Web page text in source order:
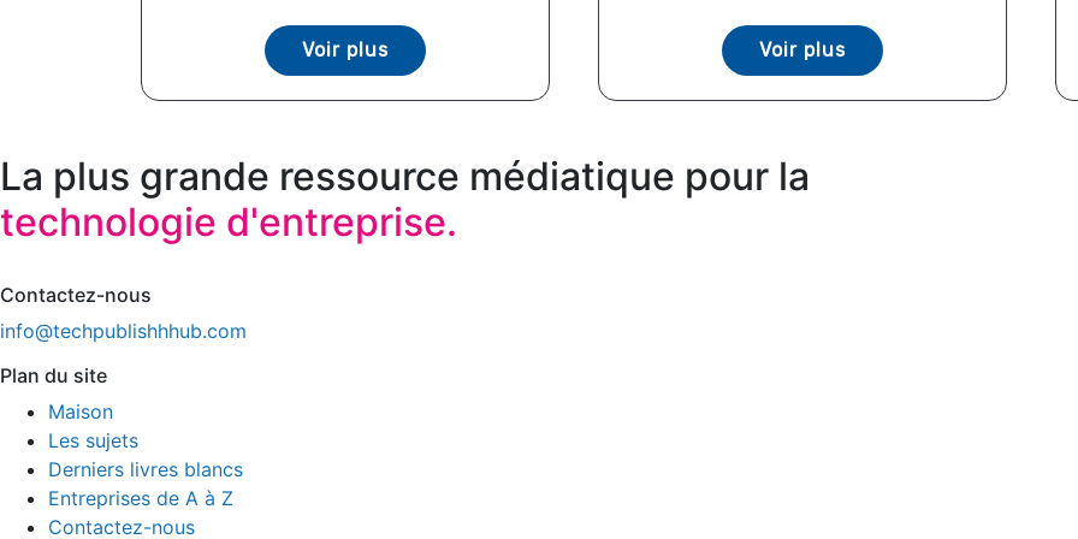
Voir plus Voir plus
La plus grande ressource médiatique pour la
technologie d'entreprise.
Contactez-nous
info@techpublishhhub.com
Plan du site
Maison
Les sujets
Derniers livres blancs
Entreprises de A à Z
Contactez-nous